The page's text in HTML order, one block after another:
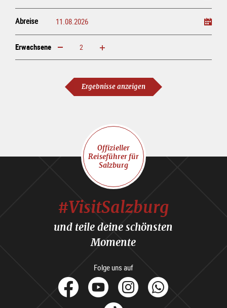
Abreise
Erwachsene erhöhen verringern
Ergebnisse anzeigen
Offizieller
Reiseführer für
Salzburg
#VisitSalzburg
und teile deine schönsten
Momente
Folge uns auf
facebook
YoutubeInstagram